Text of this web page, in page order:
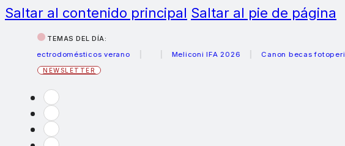
Saltar al contenido principal Saltar al pie de página
TEMAS DEL DÍA:
electrodomésticos verano
Meliconi IFA 2026 Canon becas fotoperiodismo
NEWSLETTER